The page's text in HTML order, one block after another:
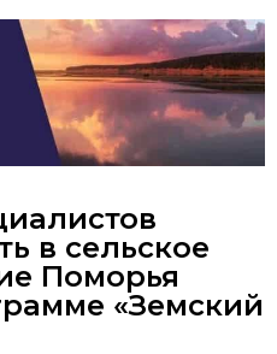
в сельское
Поморья
«Земский